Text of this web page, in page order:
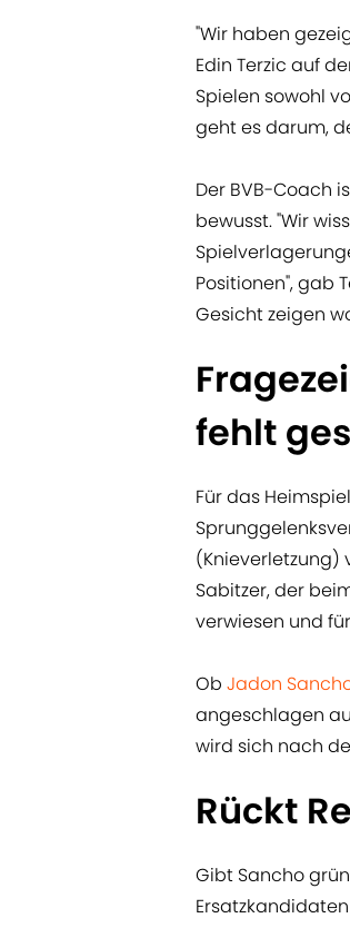
"Wir haben
Edin Terzic auf
Spielen sowohl
geht es darum,
Der BVB-Coach
bewusst. "Wir
Positionen", gab
Gesicht zeigen
fehlt
Für das
(Knieverletzung)
Sabitzer, der
verwiesen und
Ob Jadon
angeschlagen
wird sich nach
Rückt
Gibt Sancho